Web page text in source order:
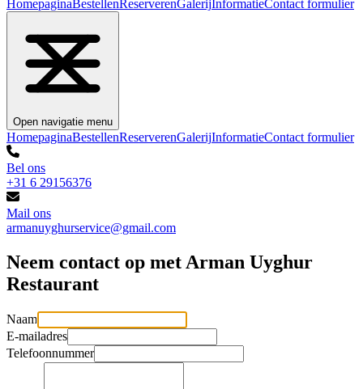
HomepaginaBestellenReserverenGalerijInformatieContact formulier
Open navigatie menu
HomepaginaBestellenReserverenGalerijInformatieContact formulier
Bel ons
+31 6 29156376
Mail ons
armanuyghurservice@gmail.com
Neem contact op met Arman Uyghur
Restaurant
Naam
E-mailadres
Telefoonnummer